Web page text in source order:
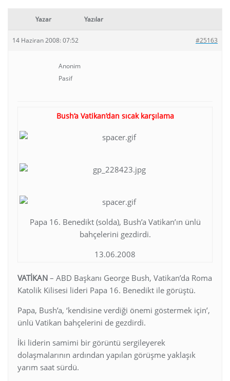
Yazar Yazılar
14 Haziran 2008: 07:52 #25163
Anonim
Pasif
Bush’a Vatikan’dan sıcak karşılama
Papa 16. Benedikt (solda), Bush’a Vatikan’ın ünlü
bahçelerini gezdirdi.
13.06.2008
VATİKAN – ABD Başkanı George Bush, Vatikan’da Roma
Katolik Kilisesi lideri Papa 16. Benedikt ile görüştü.
Papa, Bush’a, ‘kendisine verdiği önemi göstermek için’,
ünlü Vatikan bahçelerini de gezdirdi.
İki liderin samimi bir görüntü sergileyerek
dolaşmalarının ardından yapılan görüşme yaklaşık
yarım saat sürdü.